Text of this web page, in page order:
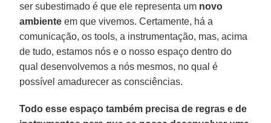
ser subestimado é que ele representa um novo
ambiente em que vivemos. Certamente, há a
comunicação, os tools, a instrumentação, mas, acima
de tudo, estamos nós e o nosso espaço dentro do
qual desenvolvemos a nós mesmos, no qual é
possível amadurecer as consciências.
Todo esse espaço também precisa de regras e de